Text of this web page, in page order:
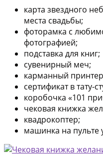
карта звездного
места свадьбы;
фоторамка с
фотографией;
подставка для книг;
сувенирный меч;
карманный
сертификат в тату-
коробочка «101
чековая книжка
квадрокоптер;
машинка на пульте